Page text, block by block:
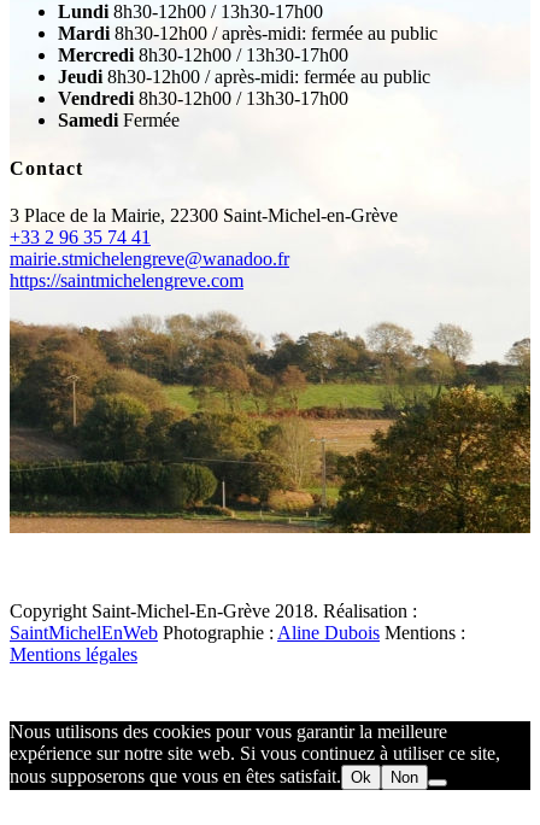
Lundi 8h30-12h00 / 13h30-17h00
Mardi 8h30-12h00 / après-midi: fermée au public
Mercredi 8h30-12h00 / 13h30-17h00
Jeudi 8h30-12h00 / après-midi: fermée au public
Vendredi 8h30-12h00 / 13h30-17h00
Samedi Fermée
Contact
3 Place de la Mairie, 22300 Saint-Michel-en-Grève
+33 2 96 35 74 41
mairie.stmichelengreve@wanadoo.fr
https://saintmichelengreve.com
Copyright Saint-Michel-En-Grève 2018. Réalisation :
SaintMichelEnWeb Photographie : Aline Dubois Mentions :
Mentions légales
Nous utilisons des cookies pour vous garantir la meilleure
expérience sur notre site web. Si vous continuez à utiliser ce site,
nous supposerons que vous en êtes satisfait. Ok Non